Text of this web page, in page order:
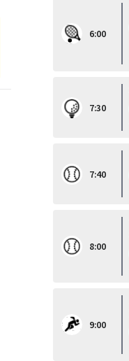
6:00
7:30
7:40
8:00
9:00